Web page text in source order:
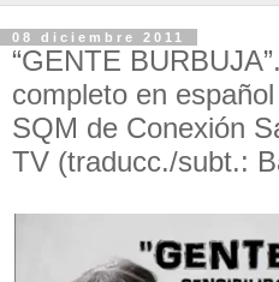
08 diciembre 2011
“GENTE
completo en
SQM de Conexión
TV (traducc./subt.: